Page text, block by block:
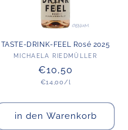
TASTE-DRINK-FEEL Rosé 2025
Anbieter:
MICHAELA RIEDMÜLLER
Normaler
Preis
€10,50
Grundpreis
€14,00/l
in den Warenkorb